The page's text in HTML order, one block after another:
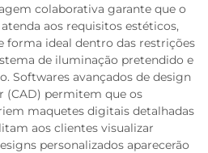
colaborativa garante que o
aos requisitos estéticos,
forma ideal dentro das restrições
de iluminação pretendido e
Softwares avançados de design
(CAD) permitem que os
maquetes digitais detalhadas
aos clientes visualizar
personalizados aparecerão